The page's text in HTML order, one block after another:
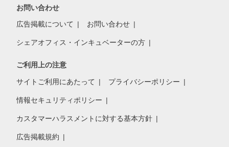
お問い合わせ
広告掲載について お問い合わせ
シェアオフィス・インキュベーターの方
ご利用上の注意
サイトご利用にあたって プライバシーポリシー
情報セキュリティポリシー
カスタマーハラスメントに対する基本方針
広告掲載規約